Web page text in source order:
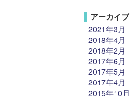
アーカイブ
2021年3月
2018年4月
2018年2月
2017年6月
2017年5月
2017年4月
2015年10月